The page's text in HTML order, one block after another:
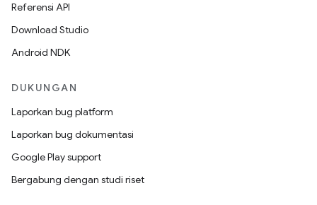
Referensi API
Download Studio
Android NDK
DUKUNGAN
Laporkan bug platform
Laporkan bug dokumentasi
Google Play support
Bergabung dengan studi riset